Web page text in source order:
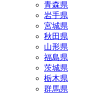
青森県
岩手県
宮城県
秋田県
山形県
福島県
茨城県
栃木県
群馬県